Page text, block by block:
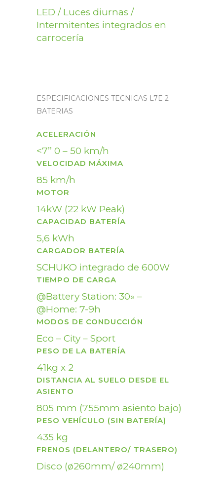
LED / Luces diurnas /
Intermitentes integrados en
carrocería
ESPECIFICACIONES TECNICAS L7E 2
BATERIAS
ACELERACIÓN
<7’’ 0 – 50 km/h
VELOCIDAD MÁXIMA
85 km/h
MOTOR
14kW (22 kW Peak)
CAPACIDAD BATERÍA
5,6 kWh
CARGADOR BATERÍA
SCHUKO integrado de 600W
TIEMPO DE CARGA
@Battery Station: 30» –
@Home: 7-9h
MODOS DE CONDUCCIÓN
Eco – City – Sport
PESO DE LA BATERÍA
41kg x 2
DISTANCIA AL SUELO DESDE EL
ASIENTO
805 mm (755mm asiento bajo)
PESO VEHÍCULO (SIN BATERÍA)
435 kg
FRENOS (DELANTERO/ TRASERO)
Disco (ø260mm/ ø240mm)